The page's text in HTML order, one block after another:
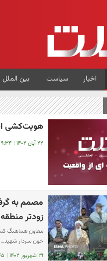
اخبار سیاست بین الملل
هویت‌کشی
۲۲ آبان ۱۴۰۲ | ۹:۳۴
مصمم به
زودتر
معاون هماهنگ
خون سردار شهید…
۳۱ شهریور ۱۴۰۲ |